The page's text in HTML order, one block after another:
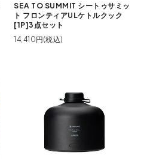
SEA TO SUMMIT シートゥサミッ
ト フロンティアULケトルクック
[1P]3点セット
14,410円(税込)